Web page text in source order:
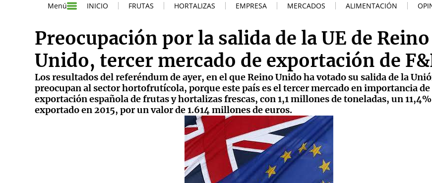
Menú INICIO FRUTAS HORTALIZAS EMPRESA MERCADOS ALIMENTACIÓN
Preocupación por la salida de la UE de Reino
Unido, tercer mercado de exportación de
Los resultados del referéndum de ayer, en el que Reino Unido ha votado su salida de la
preocupan al sector hortofrutícola, porque este país es el tercer mercado en importancia de
exportación española de frutas y hortalizas frescas, con 1,1 millones de toneladas, un
exportado en 2015, por un valor de 1.614 millones de euros.